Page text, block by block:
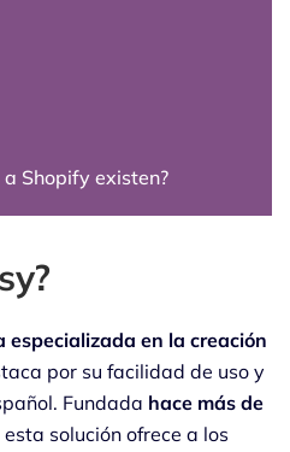
Shopify existen?
especializada en la creación
por su facilidad de uso y
Fundada hace más de
esta solución ofrece a los